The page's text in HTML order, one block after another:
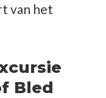
van het
Bled